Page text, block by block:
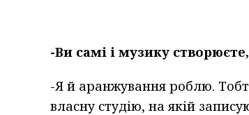
-Ви самі і музику
-Я й аранжування роблю.
власну студію, на якій